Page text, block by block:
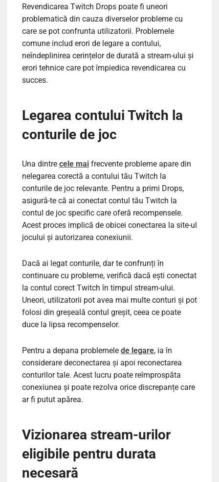
Revendicarea Twitch Drops poate fi uneori
problematică din cauza diverselor probleme cu
care se pot confrunta utilizatorii. Problemele
comune includ erori de legare a contului,
neîndeplinirea cerințelor de durată a stream-ului și
erori tehnice care pot împiedica revendicarea cu
succes.
Legarea contului Twitch la
conturile de joc
Una dintre cele mai frecvente probleme apare din
nelegarea corectă a contului tău Twitch la
conturile de joc relevante. Pentru a primi Drops,
asigură-te că ai conectat contul tău Twitch la
contul de joc specific care oferă recompensele.
Acest proces implică de obicei conectarea la site-ul
jocului și autorizarea conexiunii.
Dacă ai legat conturile, dar te confrunți în
continuare cu probleme, verifică dacă ești conectat
la contul corect Twitch în timpul stream-ului.
Uneori, utilizatorii pot avea mai multe conturi și pot
folosi din greșeală contul greșit, ceea ce poate
duce la lipsa recompenselor.
Pentru a depana problemele de legare, ia în
considerare deconectarea și apoi reconectarea
conturilor tale. Acest lucru poate reîmprospăta
conexiunea și poate rezolva orice discrepanțe care
ar fi putut apărea.
Vizionarea stream-urilor
eligibile pentru durata
necesară